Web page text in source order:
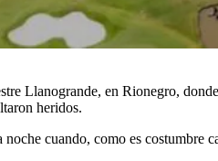
Llanogrande, en Rionegro,
heridos.
cuando, como es costumbre